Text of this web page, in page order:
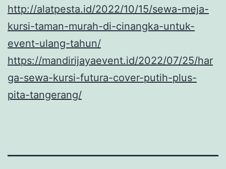
http://alatpesta.id/2022/10/15/sewa-meja-
kursi-taman-murah-di-cinangka-untuk-
event-ulang-tahun/
https://mandirijayaevent.id/2022/07/25/har
ga-sewa-kursi-futura-cover-putih-plus-
pita-tangerang/